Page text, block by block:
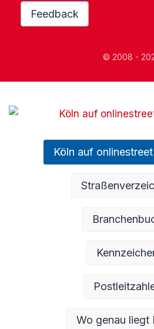
Feedback
© 2008 -
Köln auf
Wo genau liegt